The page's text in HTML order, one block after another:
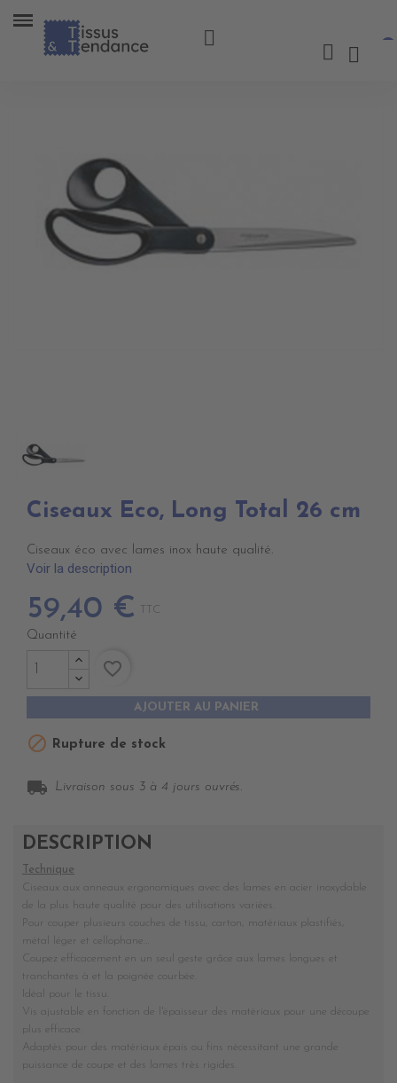
Ciseaux Eco, Long Total 26 cm
Ciseaux éco avec lames inox haute qualité.
Voir la description
59,40 € TTC
Quantité
AJOUTER AU PANIER
favorite_border
 Rupture de stock
local_shipping Livraison sous 3 à 4 jours ouvrés.
DESCRIPTION
Technique
Ciseaux aux anneaux ergonomiques avec des lames en acier inoxydable
de la plus haute qualité pour des utilisations variées.
Pour couper plusieurs couches de tissu, carton, matériaux plastifiés,
métal léger et cellophane…
Coupez efficacement en un seul geste grâce aux lames longues et
tranchantes à et la poignée courbée.
Idéal pour le tissu.
Vis ajustable en fonction de l'épaisseur des matériaux pour une découpe
plus efficace.
Adaptés pour des matériaux épais ou fins nécessitant une grande
puissance de coupe et des lames très rigides.